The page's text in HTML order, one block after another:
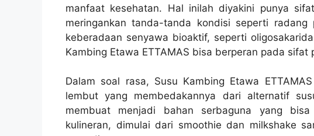
manfaat kesehatan. Hal inilah diyakini punya
meringankan tanda-tanda kondisi seperti
keberadaan senyawa bioaktif, seperti
Kambing Etawa ETTAMAS bisa berperan pada sifat
Dalam soal rasa, Susu Kambing Etawa
lembut yang membedakannya dari alternatif
membuat menjadi bahan serbaguna yang
kulineran, dimulai dari smoothie dan milkshake